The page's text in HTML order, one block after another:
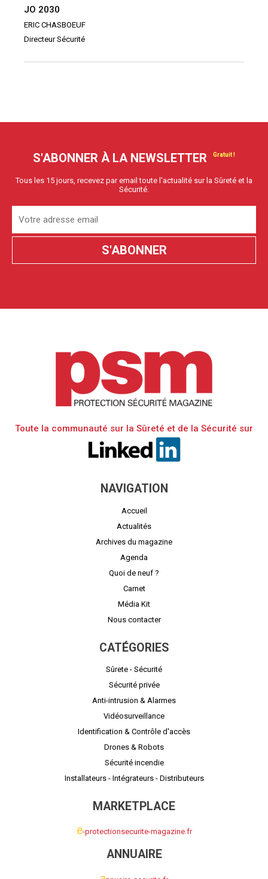
JO 2030
ERIC CHASBOEUF
Directeur Sécurité
S'ABONNER À LA NEWSLETTER
Tous les 15 jours, recevez par email toute l'actualité sur la Sûreté et la
Sécurité.
Toute la communauté sur la Sûreté et de la Sécurité sur
NAVIGATION
Accueil
Actualités
Archives du magazine
Agenda
Quoi de neuf ?
Carnet
Média Kit
Nous contacter
CATÉGORIES
Sûrete - Sécurité
Sécurité privée
Anti-intrusion & Alarmes
Vidéosurveillance
Identification & Contrôle d'accès
Drones & Robots
Sécurité incendie
Installateurs - Intégrateurs - Distributeurs
MARKETPLACE
e-protectionsecurite-magazine.fr
ANNUAIRE